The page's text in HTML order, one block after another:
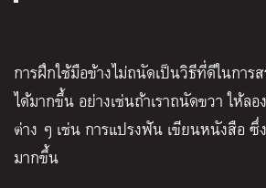
การฝึกใช้มือข้างไม่ถนัดเป็นวิธีที่ดีในการ
ได้มากขึ้น อย่างเช่นถ้าเราถนัดขวา ให้ล
ต่าง ๆ เช่น การแปรงฟัน เขียนหนังสือ
มากขึ้น